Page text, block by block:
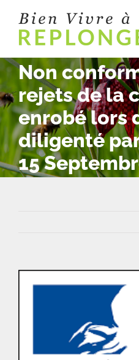
contenu
Non
rejets de la
enrobé lors
diligenté
15